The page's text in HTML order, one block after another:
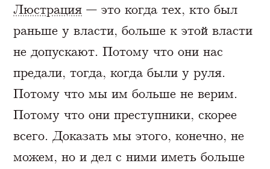
A Markdown version of this page is
Люстрация — это когда тех, кто был
раньше у власти, больше к этой власти
не допускают. Потому что они нас
предали, тогда, когда были у руля.
Потому что мы им больше не верим.
Потому что они преступники, скорее
всего. Доказать мы этого, конечно, не
можем, но и дел с ними иметь больше